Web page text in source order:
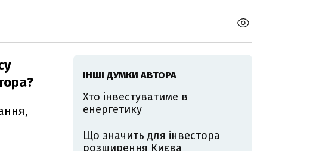
ІНШІ ДУМКИ АВТОРА
Хто інвестуватиме в
енергетику
Що значить для інвестора
розширення Києва